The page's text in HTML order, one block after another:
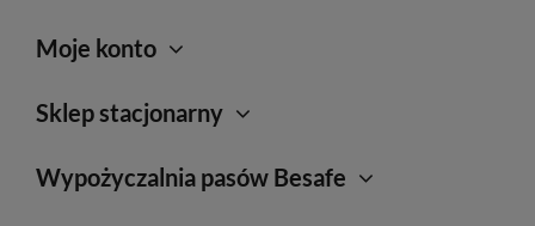
Moje konto
Sklep stacjonarny
Wypożyczalnia pasów Besafe